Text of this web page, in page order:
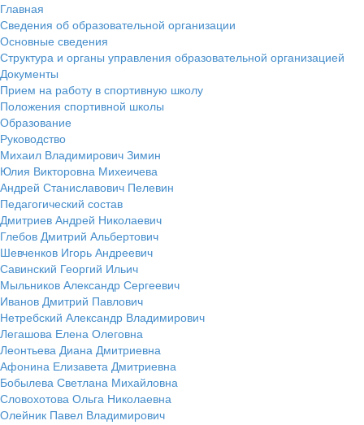
Главная
Сведения об образовательной организации
Основные сведения
Структура и органы управления образовательной организацией
Документы
Прием на работу в спортивную школу
Положения спортивной школы
Образование
Руководство
Михаил Владимирович Зимин
Юлия Викторовна Михеичева
Андрей Станиславович Пелевин
Педагогический состав
Дмитриев Андрей Николаевич
Глебов Дмитрий Альбертович
Шевченков Игорь Андреевич
Савинский Георгий Ильич
Мыльников Александр Сергеевич
Иванов Дмитрий Павлович
Нетребский Александр Владимирович
Легашова Елена Олеговна
Леонтьева Диана Дмитриевна
Афонина Елизавета Дмитриевна
Бобылева Светлана Михайловна
Словохотова Ольга Николаевна
Олейник Павел Владимирович